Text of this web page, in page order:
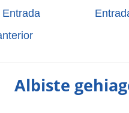
Entrada
Albiste